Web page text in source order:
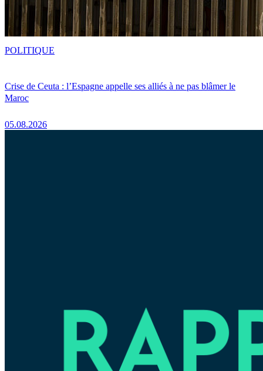
Crise de Ceuta : l’Espagne appelle ses alliés à ne pas blâmer le
Maroc
05.08.2026
POLITIQUE